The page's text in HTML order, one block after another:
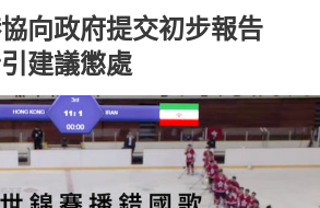
向政府提交初步報告
建議懲處